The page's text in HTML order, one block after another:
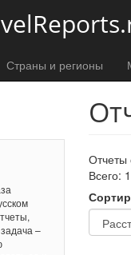
Страны и регионы
Отчеты
Всего:
–